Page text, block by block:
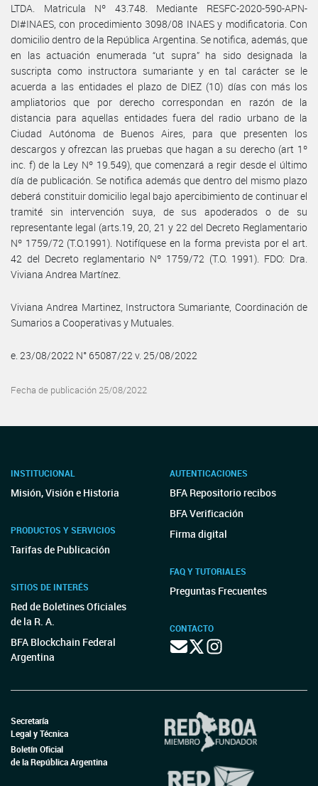
LTDA. Matricula Nº 43.748. Mediante RESFC-2020-590-APN-
DI#INAES, con procedimiento 3098/08 INAES y modificatoria. Con
domicilio dentro de la República Argentina. Se notifica, además, que
en las actuación enumerada “ut supra” ha sido designada la
suscripta como instructora sumariante y en tal carácter se le
acuerda a las entidades el plazo de DIEZ (10) días con más los
ampliatorios que por derecho correspondan en razón de la
distancia para aquellas entidades fuera del radio urbano de la
Ciudad Autónoma de Buenos Aires, para que presenten los
descargos y ofrezcan las pruebas que hagan a su derecho (art 1º
inc. f) de la Ley Nº 19.549), que comenzará a regir desde el último
día de publicación. Se notifica además que dentro del mismo plazo
deberá constituir domicilio legal bajo apercibimiento de continuar el
tramité sin intervención suya, de sus apoderados o de su
representante legal (arts.19, 20, 21 y 22 del Decreto Reglamentario
Nº 1759/72 (T.O.1991). Notifíquese en la forma prevista por el art.
42 del Decreto reglamentario Nº 1759/72 (T.O. 1991). FDO: Dra.
Viviana Andrea Martínez.
Viviana Andrea Martinez, Instructora Sumariante, Coordinación de
Sumarios a Cooperativas y Mutuales.
e. 23/08/2022 N° 65087/22 v. 25/08/2022
Fecha de publicación 25/08/2022
INSTITUCIONAL
Misión, Visión e Historia
PRODUCTOS Y SERVICIOS
Tarifas de Publicación
SITIOS DE INTERÉS
Red de Boletines Oficiales
de la R. A.
BFA Blockchain Federal
Argentina
AUTENTICACIONES
BFA Repositorio recibos
BFA Verificación
Firma digital
FAQ Y TUTORIALES
Preguntas Frecuentes
CONTACTO
Secretaría
Legal y Técnica
Boletín Oficial
de la República Argentina